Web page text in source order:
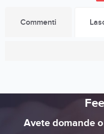
Commenti
Avete domande